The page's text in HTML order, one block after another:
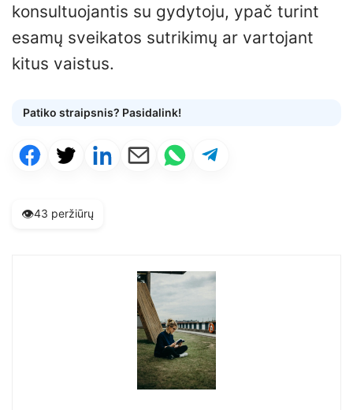
konsultuojantis su gydytoju, ypač turint
esamų sveikatos sutrikimų ar vartojant
kitus vaistus.
Patiko straipsnis? Pasidalink!
👁️43 peržiūrų